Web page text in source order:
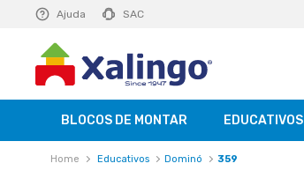
Ajuda SAC
R$ 129,99 saiba mais
BLOCOS DE MONTAR EDUCATIVOS
Educativos Dominó 359